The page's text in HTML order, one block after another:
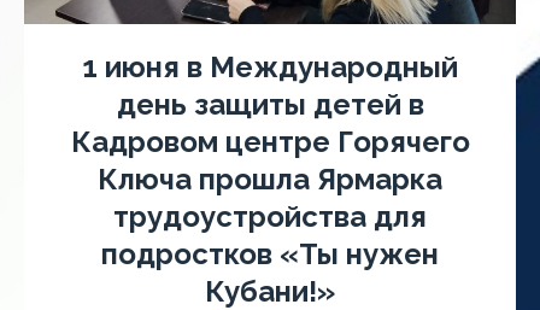
1 июня в Международный
день защиты детей в
Кадровом центре Горячего
Ключа прошла Ярмарка
трудоустройства для
подростков «Ты нужен
Кубани!»